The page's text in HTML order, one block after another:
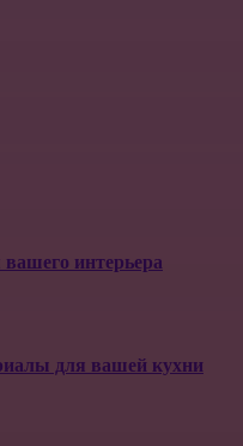
интерьера
для вашей кухни